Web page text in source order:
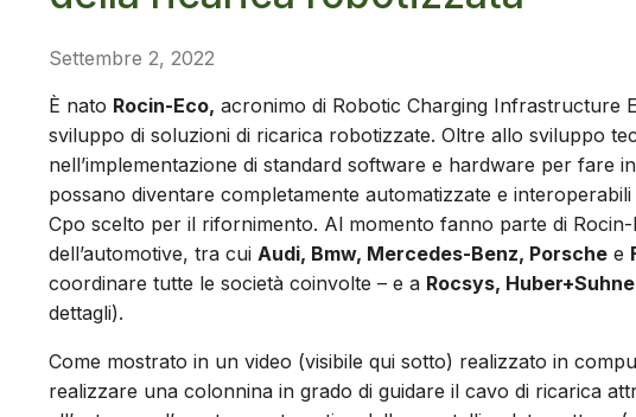
Settembre 2, 2022
È nato Rocin-Eco, acronimo di Robotic Charging Infrastructure
sviluppo di soluzioni di ricarica robotizzate. Oltre allo sviluppo
nell’implementazione di standard software e hardware per fare
possano diventare completamente automatizzate e
Cpo scelto per il rifornimento. Al momento fanno parte di
dell’automotive, tra cui Audi, Bmw, Mercedes-Benz, Porsche e
coordinare tutte le società coinvolte – e a Rocsys,
dettagli).
Come mostrato in un video (visibile qui sotto) realizzato in
realizzare una colonnina in grado di guidare il cavo di ricarica